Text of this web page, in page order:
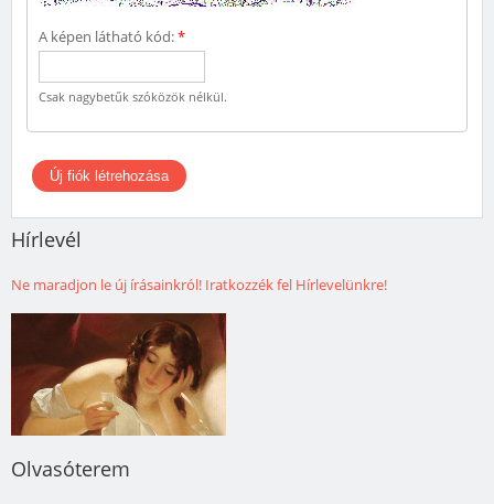
A képen látható kód:*
Csak nagybetűk szóközök nélkül.
Hírlevél
Ne maradjon le új írásainkról! Iratkozzék fel Hírlevelünkre!
Olvasóterem